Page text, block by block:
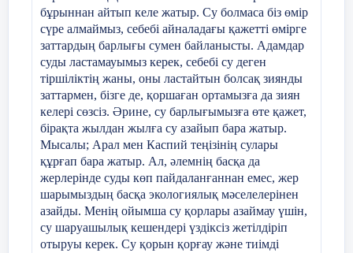
бұрыннан айтып келе жатыр. Су болмаса біз өмір
сүре алмаймыз, себебі айналадағы қажетті өмірге
заттардың барлығы сумен байланысты. Адамдар
суды ластамауымыз керек, себебі су деген
тіршіліктің жаны, оны ластайтын болсақ зиянды
заттармен, бізге де, қоршаған ортамызға да зиян
келері сөзсіз. Әрине, су барлығымызға өте қажет,
бірақта жылдан жылға су азайып бара жатыр.
Мысалы; Арал мен Каспий теңізінің сулары
құрғап бара жатыр. Ал, әлемнің басқа да
жерлерінде суды көп пайдаланғаннан емес, жер
шарымыздың басқа экологиялық мәселелерінен
азайды. Менің ойымша су қорлары азаймау үшін,
су шаруашылық кешендері үздіксіз жетілдіріп
отыруы керек. Су қорын қорғау және тиімді